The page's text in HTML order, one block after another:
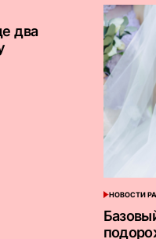
два
В
НОВОСТИ